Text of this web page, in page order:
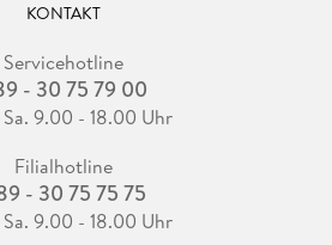
KONTAKT
Servicehotline
- 30 75 79 00
9.00 - 18.00 Uhr
Filialhotline
- 30 75 75 75
9.00 - 18.00 Uhr